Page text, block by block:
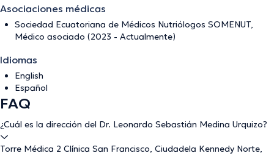
Asociaciones médicas
Sociedad Ecuatoriana de Médicos Nutriólogos SOMENUT,
Médico asociado (2023 - Actualmente)
Idiomas
English
Español
FAQ
¿Cuál es la dirección del Dr. Leonardo Sebastián Medina Urquizo?
Torre Médica 2 Clínica San Francisco, Ciudadela Kennedy Norte,